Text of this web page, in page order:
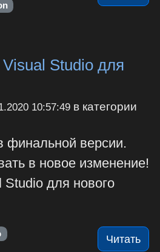
Studio для
10:57:49в категории
версии.
в новое изменение!
Studio для нового
Читать